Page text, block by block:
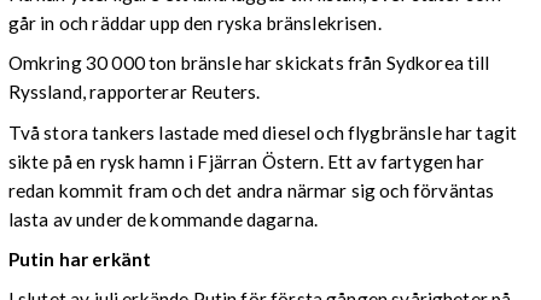
går in och räddar upp den ryska bränslekrisen.
Omkring 30 000 ton bränsle har skickats från Sydkorea till
Ryssland, rapporterar Reuters.
Två stora tankers lastade med diesel och flygbränsle har tagit
sikte på en rysk hamn i Fjärran Östern. Ett av fartygen har
redan kommit fram och det andra närmar sig och förväntas
lasta av under de kommande dagarna.
Putin har erkänt